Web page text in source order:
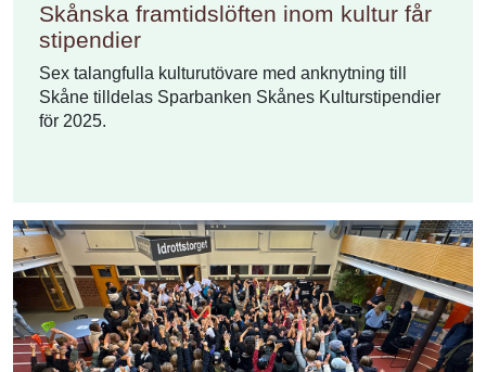
Skånska framtidslöften inom kultur får
stipendier
Sex talangfulla kulturutövare med anknytning till
Skåne tilldelas Sparbanken Skånes Kulturstipendier
för 2025.